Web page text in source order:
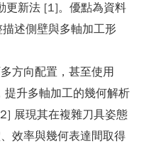
更新法 [1]。優點為資料
述側壁與多軸加工形
方向配置，甚至使用
升多軸加工的幾何解析
展現其在複雜刀具姿態
效率與幾何表達間取得